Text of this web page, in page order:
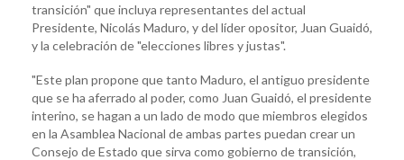
transición" que incluya representantes del actual
Presidente, Nicolás Maduro, y del líder opositor, Juan Guaidó,
y la celebración de "elecciones libres y justas".
"Este plan propone que tanto Maduro, el antiguo presidente
que se ha aferrado al poder, como Juan Guaidó, el presidente
interino, se hagan a un lado de modo que miembros elegidos
en la Asamblea Nacional de ambas partes puedan crear un
Consejo de Estado que sirva como gobierno de transición,